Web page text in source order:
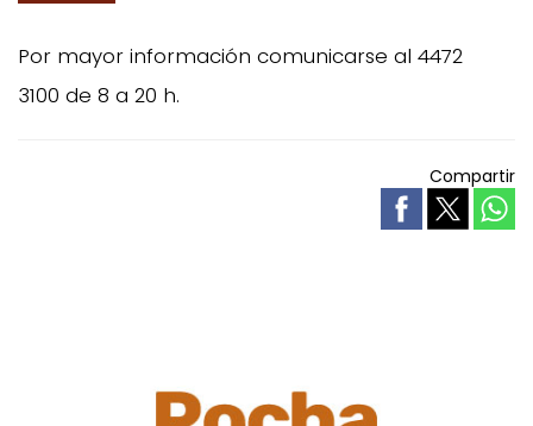
Por mayor información comunicarse al 4472
3100 de 8 a 20 h.
Compartir